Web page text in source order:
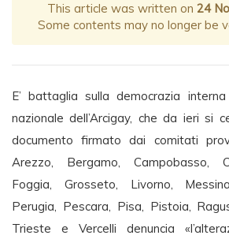
This article was written on 24
Some contents may no longer be
E’ battaglia sulla democrazia
nazionale dell’Arcigay, che da ieri si
documento firmato dai comitati
Arezzo, Bergamo, Campobasso,
Foggia, Grosseto, Livorno,
Perugia, Pescara, Pisa, Pistoia,
Trieste e Vercelli denuncia